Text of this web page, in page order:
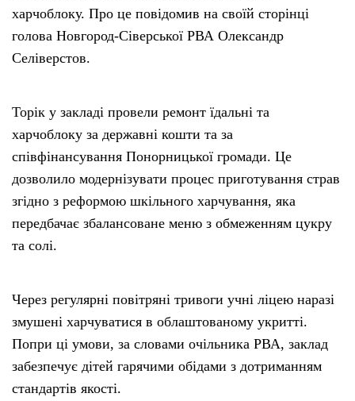
харчоблоку. Про це повідомив на своїй сторінці
голова Новгород-Сіверської РВА Олександр
Селіверстов.
Торік у закладі провели ремонт їдальні та
харчоблоку за державні кошти та за
співфінансування Понорницької громади. Це
дозволило модернізувати процес приготування страв
згідно з реформою шкільного харчування, яка
передбачає збалансоване меню з обмеженням цукру
та солі.
Через регулярні повітряні тривоги учні ліцею наразі
змушені харчуватися в облаштованому укритті.
Попри ці умови, за словами очільника РВА, заклад
забезпечує дітей гарячими обідами з дотриманням
стандартів якості.